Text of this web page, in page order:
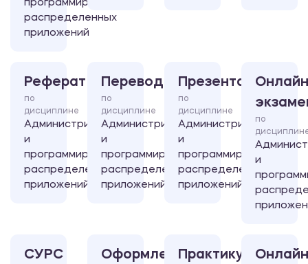
программирование
распределенных
приложений
Реферат
по
дисциплине
Администрирование
и
программирование
распределенных
приложений
Перевод
по
дисциплине
Администрирование
и
программирование
распределенных
приложений
Презентация
по
дисциплине
Администрирование
и
программирование
распределенных
приложений
по
и
СУРС
ОформлениеПрактикум